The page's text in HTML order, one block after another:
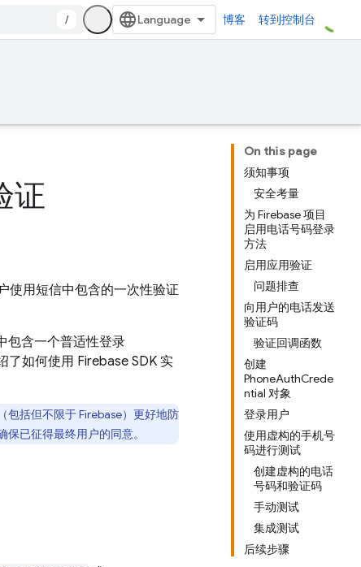
/ 博客 转到控制台
On this page
须知事项
安全考量
为 Firebase 项目
启用电话号码登录
方法
启用应用验证
问题排查
向用户的电话发送
验证码
验证回调函数
创建
PhoneAuthCrede
ntial 对象
登录用户
使用虚构的手机号
码进行测试
创建虚构的电话
号码和验证码
手动测试
集成测试
后续步骤
证
使用短信中包含的一次性验证
包含一个普适性登录
了如何使用 Firebase SDK 实
括但不限于 Firebase）更好地防
已征得最终用户的同意。